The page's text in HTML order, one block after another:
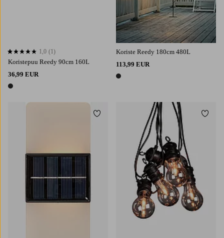
Koristepuu Reedy 90cm 160L
36,99 EUR
1 väri
1,0 perustuen 1 arvosanaan
1,0 (1)
Koriste Reedy 180cm 480L
113,99 EUR
1 väri
Lisää suosikkeihin Lisää